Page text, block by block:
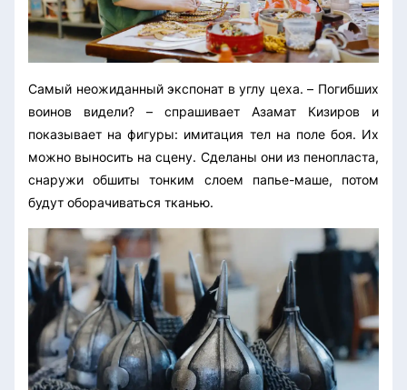
Самый неожиданный экспонат в углу цеха. – Погибших
воинов видели? – спрашивает Азамат Кизиров и
показывает на фигуры: имитация тел на поле боя. Их
можно выносить на сцену. Сделаны они из пенопласта,
снаружи обшиты тонким слоем папье-маше, потом
будут оборачиваться тканью.